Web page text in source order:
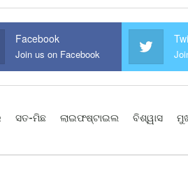
Facebook
Join us on Facebook
ସତ-ମିଛ ଲାଇଫଷ୍ଟାଇଲ ବିଶ୍ୱାସ